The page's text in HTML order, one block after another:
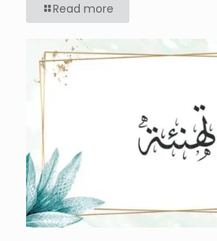
Read more